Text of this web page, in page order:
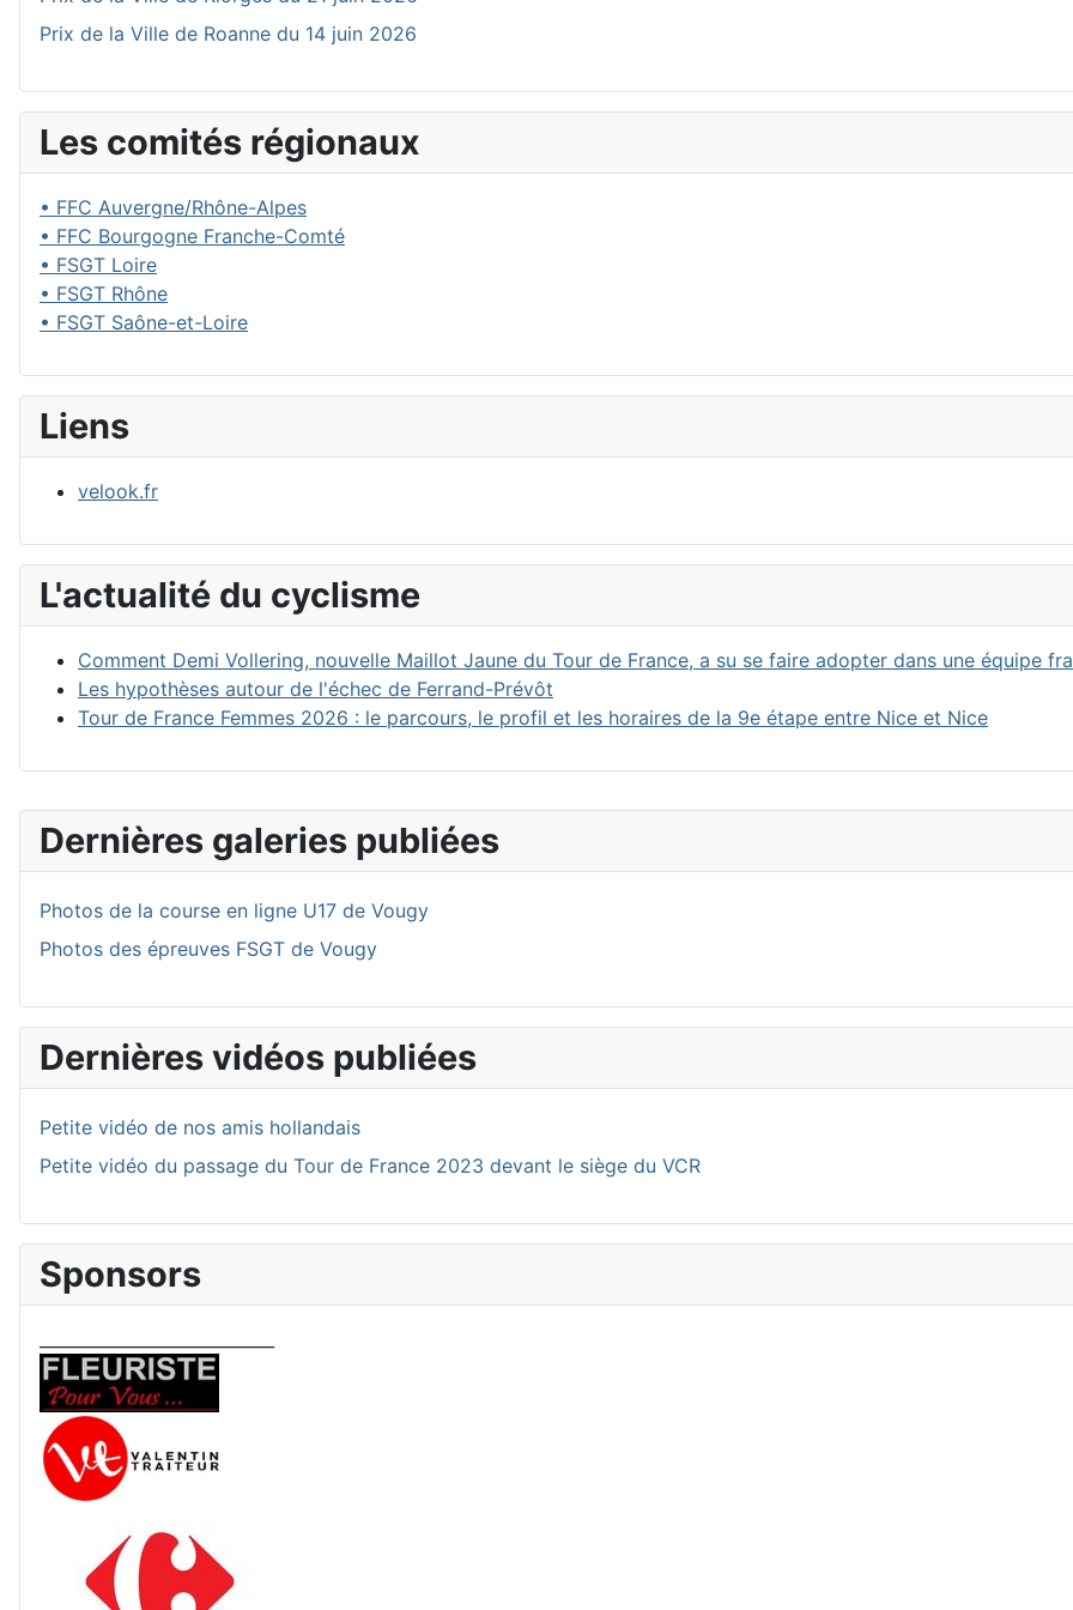
Dernières galeries publiées
Photos de la course en ligne U17 de Vougy
Photos des épreuves FSGT de Vougy
Dernières vidéos publiées
Petite vidéo de nos amis hollandais
Petite vidéo du passage du Tour de France 2023 devant le siège du VCR
Sponsors
Prix de la Ville de Roanne du 14 juin 2026
Les comités régionaux
• FFC Auvergne/Rhône-Alpes
• FFC Bourgogne Franche-Comté
• FSGT Loire
• FSGT Rhône
• FSGT Saône-et-Loire
Liens
velook.fr
L'actualité du cyclisme
Comment Demi Vollering, nouvelle Maillot Jaune du Tour de France, a su se faire adopter dans une équipe
Les hypothèses autour de l'échec de Ferrand-Prévôt
Tour de France Femmes 2026 : le parcours, le profil et les horaires de la 9e étape entre Nice et Nice